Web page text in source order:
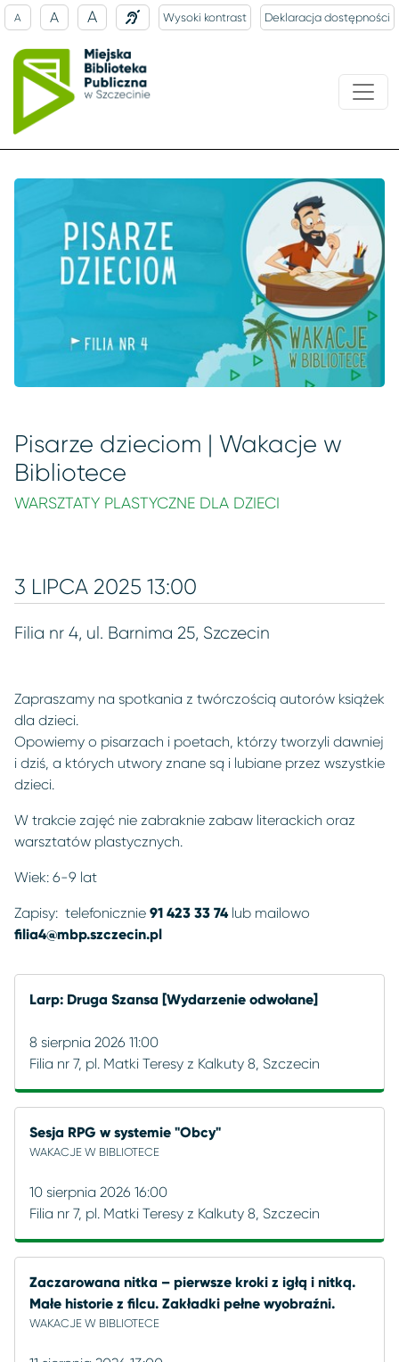
A A A Wysoki kontrast Deklaracja dostępności
Pisarze dzieciom | Wakacje w
Bibliotece
WARSZTATY PLASTYCZNE DLA DZIECI
3 LIPCA 2025 13:00
Filia nr 4, ul. Barnima 25, Szczecin
Zapraszamy na spotkania z twórczością autorów książek
dla dzieci.
Opowiemy o pisarzach i poetach, którzy tworzyli dawniej
i dziś, a których utwory znane są i lubiane przez wszystkie
dzieci.
W trakcie zajęć nie zabraknie zabaw literackich oraz
warsztatów plastycznych.
Wiek: 6-9 lat
Zapisy: telefonicznie 91 423 33 74lub mailowo
filia4@mbp.szczecin.pl
Larp: Druga Szansa [Wydarzenie odwołane]
8 sierpnia 2026 11:00
Filia nr 7, pl. Matki Teresy z Kalkuty 8, Szczecin
Sesja RPG w systemie "Obcy"
WAKACJE W BIBLIOTECE
10 sierpnia 2026 16:00
Filia nr 7, pl. Matki Teresy z Kalkuty 8, Szczecin
Zaczarowana nitka – pierwsze kroki z igłą i nitką.
Małe historie z filcu. Zakładki pełne wyobraźni.
WAKACJE W BIBLIOTECE